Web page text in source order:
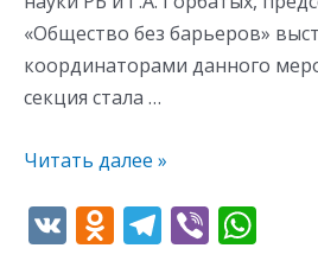
«Общество без барьеров»
координаторами данного
секция стала …
Читать далее »
V O T Vi